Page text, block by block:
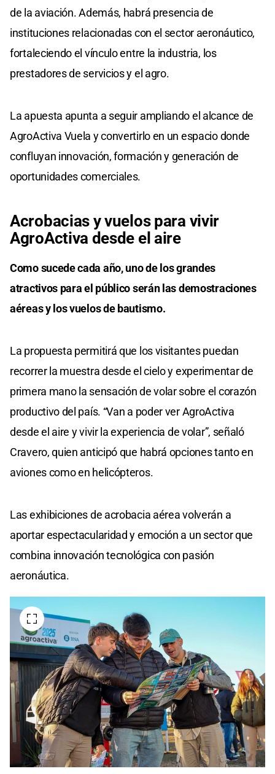
de la aviación. Además, habrá presencia de
instituciones relacionadas con el sector aeronáutico,
fortaleciendo el vínculo entre la industria, los
prestadores de servicios y el agro.
La apuesta apunta a seguir ampliando el alcance de
AgroActiva Vuela y convertirlo en un espacio donde
confluyan innovación, formación y generación de
oportunidades comerciales.
Acrobacias y vuelos para vivir
AgroActiva desde el aire
Como sucede cada año, uno de los grandes
atractivos para el público serán las demostraciones
aéreas y los vuelos de bautismo.
La propuesta permitirá que los visitantes puedan
recorrer la muestra desde el cielo y experimentar de
primera mano la sensación de volar sobre el corazón
productivo del país. “Van a poder ver AgroActiva
desde el aire y vivir la experiencia de volar”, señaló
Cravero, quien anticipó que habrá opciones tanto en
aviones como en helicópteros.
Las exhibiciones de acrobacia aérea volverán a
aportar espectacularidad y emoción a un sector que
combina innovación tecnológica con pasión
aeronáutica.